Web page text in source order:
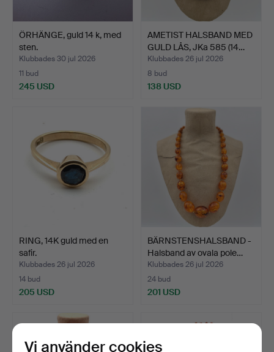
ÖRHÄNGE, guld 14 k, med
sten.
Klubbades 30 jul 2026
11 bud
245 USD
AMETIST HALSBAND MED
GULD LÅS, JKa 585 (14…
Klubbades 26 jul 2026
8 bud
138 USD
RING, 14K guld med en
safir.
Klubbades 26 jul 2026
14 bud
205 USD
BÄRNSTENSHALSBAND -
Halsband av ovala pole…
Klubbades 26 jul 2026
24 bud
201 USD
Vi använder cookies